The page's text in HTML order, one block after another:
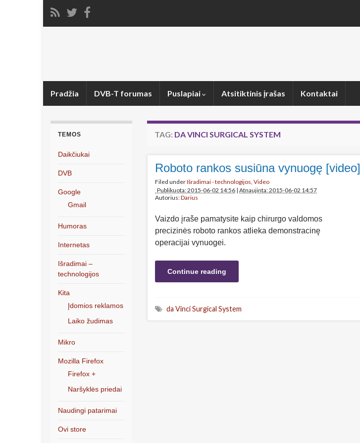
Pradžia DVB-T forumas Puslapiai Atsitiktinis įrašas Kontaktai
TAG: DA VINCI SURGICAL SYSTEM
Roboto rankos susiūna vynuogę [video]
Filed underIšradimai - technologijos, Video
Publikuota: 2015-06-02 14:56 | Atnaujinta: 2015-06-02 14:57
Autorius:Darius
Vaizdo įraše pamatysite kaip chirurgo valdomos
precizinės roboto rankos atlieka demonstracinę
operacijai vynuogei.
Continue reading
da Vinci Surgical System
TEMOS
Daikčiukai
DVB
Google
Gmail
Humoras
Internetas
Išradimai –
technologijos
Kita
Įdomios reklamos
Laiko žudimas
Mikro
Mozilla Firefox
Firefox +
Naršyklės priedai
Naudingi patarimai
Ovi store